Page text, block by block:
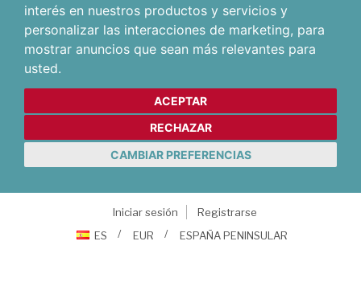
interés en nuestros productos y servicios y
personalizar las interacciones de marketing, para
mostrar anuncios que sean más relevantes para
usted.
ACEPTAR
RECHAZAR
CAMBIAR PREFERENCIAS
Iniciar sesión
Registrarse
ES
EUR ESPAÑA PENINSULAR